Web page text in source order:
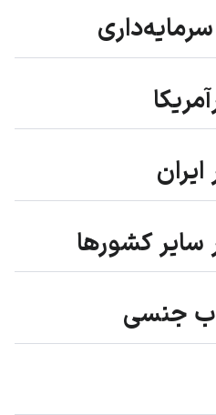
سایر کشورها
جنسی